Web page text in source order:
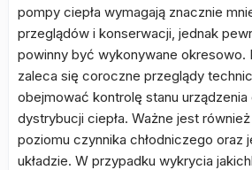
pompy ciepła wymagają znacznie
przeglądów i konserwacji, jednak
powinny być wykonywane okresowo.
zaleca się coroczne przeglądy
obejmować kontrolę stanu urządzenia
dystrybucji ciepła. Ważne jest
poziomu czynnika chłodniczego oraz
układzie. W przypadku wykrycia